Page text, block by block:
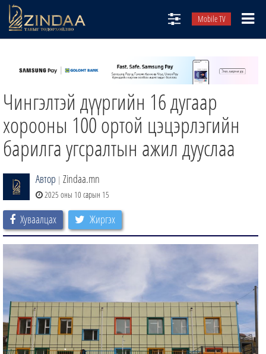
Mobile TV
ТВ8
ӨГЛӨӨНИЙ СОНИН
ЗИНДАА СЭТГҮҮЛ
Чингэлтэй дүүргийн 16 дугаар
хорооны 100 ортой цэцэрлэгийн
барилга угсралтын ажил дууслаа
Автор | Zindaa.mn
2025 оны 10 сарын 15
Хуваалцах Жиргэх